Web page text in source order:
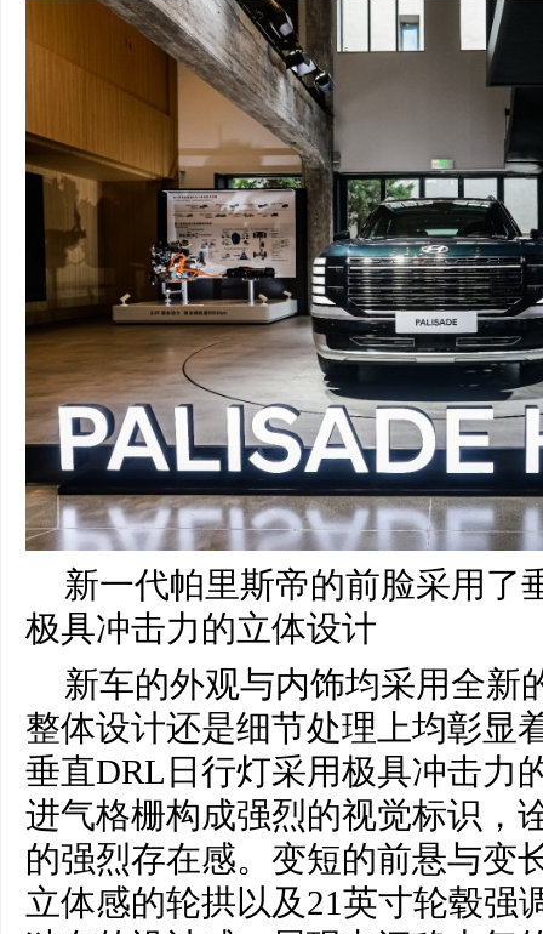
新一代帕里斯帝的前脸采用了
极具冲击力的立体设计
新车的外观与内饰均采用全新
整体设计还是细节处理上均彰显
垂直DRL日行灯采用极具冲击力
进气格栅构成强烈的视觉标识，
的强烈存在感。变短的前悬与变
立体感的轮拱以及21英寸轮毂强